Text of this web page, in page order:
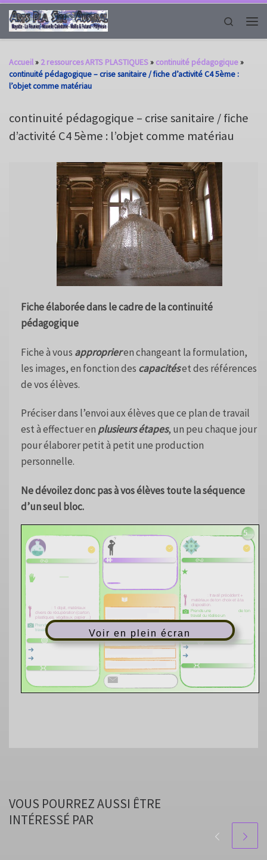
Passer au contenu
Search
Accueil» 2 ressources ARTS PLASTIQUES» continuité pédagogique»
continuité pédagogique – crise sanitaire / fiche d’activité C4 5ème :
l’objet comme matériau
continuité pédagogique – crise sanitaire / fiche
d’activité C4 5ème : l’objet comme matériau
Fiche élaborée dans le cadre de la continuité
pédagogique
Fiche à vous approprieren changeant la formulation,
les images, en fonction des capacitéset des références
de vos élèves.
Préciser dans l’envoi aux élèves que ce plan de travail
est à effectuer en plusieurs étapes, un peu chaque jour
pour élaborer petit à petit une production
personnelle.
Ne dévoilez donc pas à vos élèves toute la séquence
d’un seul bloc.
Voir en plein écran
VOUS POURREZ AUSSI ÊTRE
INTÉRESSÉ PAR